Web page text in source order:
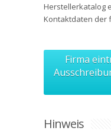
Herstellerkatalog
Kontaktdaten der
Firma
Hinweis